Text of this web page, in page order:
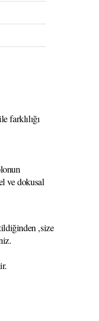
farklılığı
ve dokusal
,size